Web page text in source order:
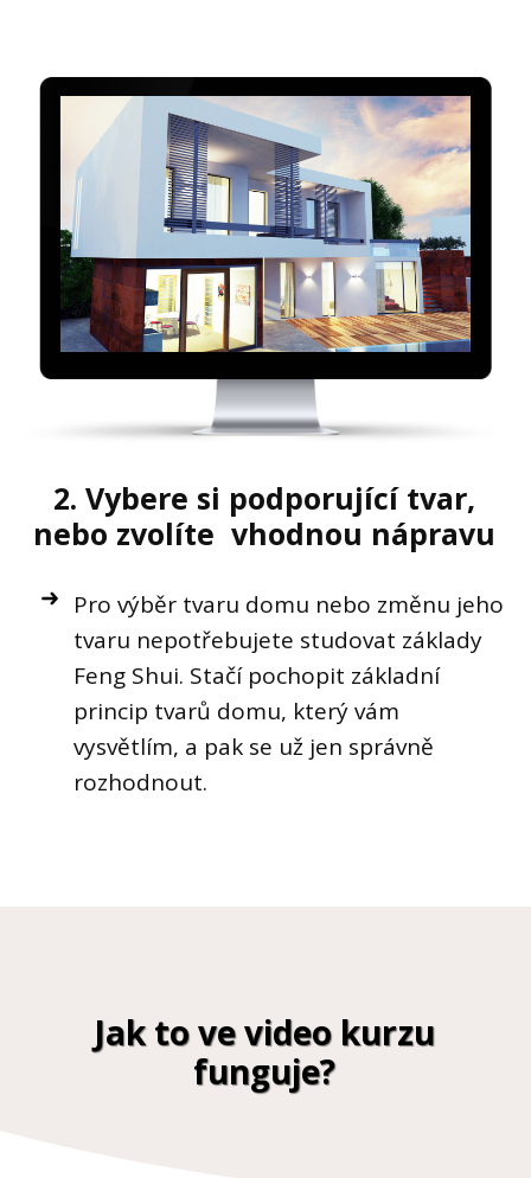
2. Vybere si podporující tvar,
nebo zvolíte vhodnou nápravu
Pro výběr tvaru domu nebo změnu jeho
tvaru nepotřebujete studovat základy
Feng Shui. Stačí pochopit základní
princip tvarů domu, který vám
vysvětlím, a pak se už jen správně
rozhodnout.
Jak to ve video kurzu
funguje?